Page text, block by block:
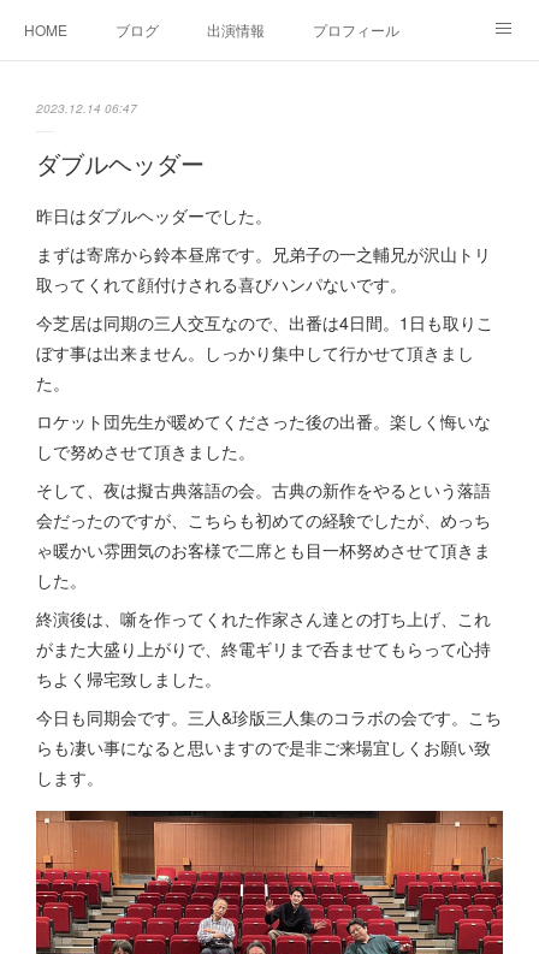
HOME ブログ 出演情報 プロフィール
2023.12.14 06:47
ダブルヘッダー
昨日はダブルヘッダーでした。
まずは寄席から鈴本昼席です。兄弟子の一之輔兄が沢山トリ
取ってくれて顔付けされる喜びハンパないです。
今芝居は同期の三人交互なので、出番は4日間。1日も取りこ
ぼす事は出来ません。しっかり集中して行かせて頂きまし
た。
ロケット団先生が暖めてくださった後の出番。楽しく悔いな
しで努めさせて頂きました。
そして、夜は擬古典落語の会。古典の新作をやるという落語
会だったのですが、こちらも初めての経験でしたが、めっち
ゃ暖かい雰囲気のお客様で二席とも目一杯努めさせて頂きま
した。
終演後は、噺を作ってくれた作家さん達との打ち上げ、これ
がまた大盛り上がりで、終電ギリまで呑ませてもらって心持
ちよく帰宅致しました。
今日も同期会です。三人&珍版三人集のコラボの会です。こち
らも凄い事になると思いますので是非ご来場宜しくお願い致
します。